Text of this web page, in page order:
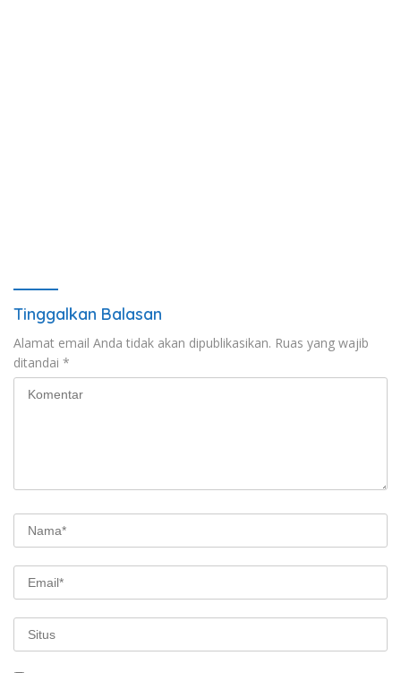
Tinggalkan Balasan
Alamat email Anda tidak akan dipublikasikan. Ruas yang wajib
ditandai *